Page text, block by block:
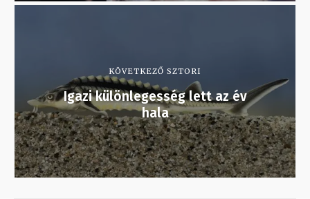
KÖVETKEZŐ SZTORI
Igazi különlegesség lett az év
hala